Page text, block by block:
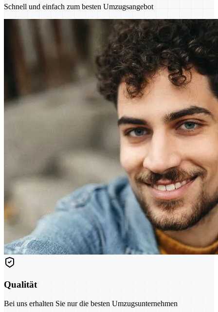
Schnell und einfach zum besten Umzugsangebot
Qualität
Bei uns erhalten Sie nur die besten Umzugsunternehmen